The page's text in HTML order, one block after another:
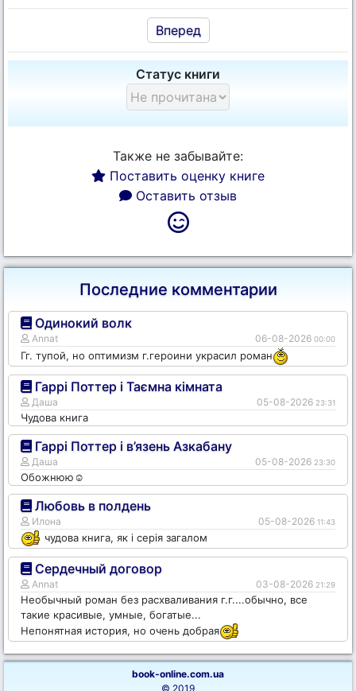
Вперед
Статус книги
Также не забывайте:
Поставить оценку книге
Оставить отзыв
Последние комментарии
Одинокий волк
Annat 06-08-2026 00:00
Гг. тупой, но оптимизм г.героини украсил роман
Гаррі Поттер і Таємна кімната
Даша 05-08-2026 23:31
Чудова книга
Гаррі Поттер і в’язень Азкабану
Даша 05-08-2026 23:30
Обожнюю☺️
Любовь в полдень
Илона 05-08-2026 11:43
чудова книга, як і серія загалом
Сердечный договор
Annat 03-08-2026 21:29
Необычный роман без расхваливания г.г....обычно, все
такие красивые, умные, богатые...
Непонятная история, но очень добрая
book-online.com.ua
© 2019